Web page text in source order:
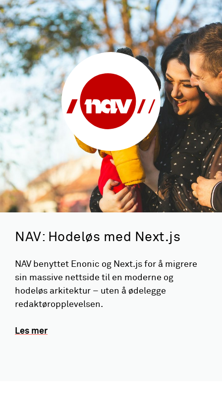
NAV: Hodeløs med Next.js
NAV benyttet Enonic og Next.js for å migrere
sin massive nettside til en moderne og
hodeløs arkitektur – uten å ødelegge
redaktøropplevelsen.
Les mer